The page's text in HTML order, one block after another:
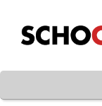
Inhalt
springen